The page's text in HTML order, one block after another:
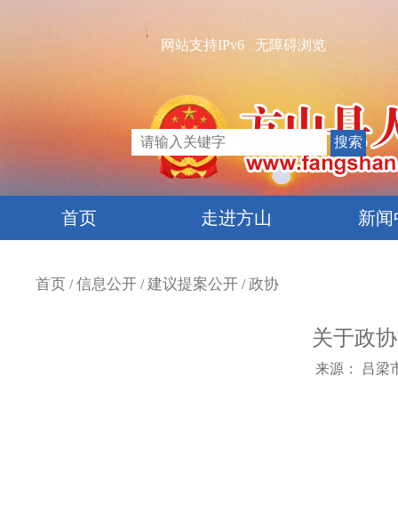
网站支持IPv6 无障碍浏览
首页 走进方山 新闻
首页 /信息公开 /建议提案公开 /政协
关于政
来源： 吕梁